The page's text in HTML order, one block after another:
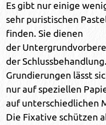
Es gibt nur einige
sehr puristischen
finden. Sie dienen
der
der
Grundierungen lässt
nur auf speziellen
auf unterschiedlichen
Die Fixative schützen